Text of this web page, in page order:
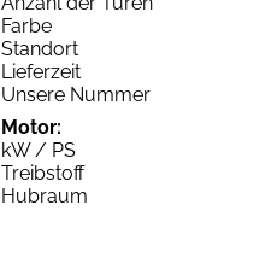
Farbe
Standort
Lieferzeit
Unsere Nummer
Motor:
kW / PS
Treibstoff
Hubraum